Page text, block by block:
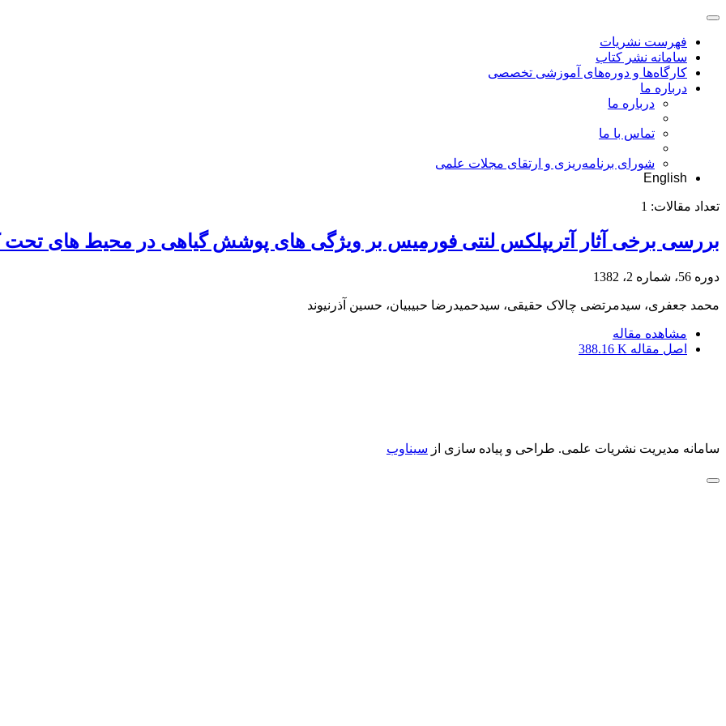
فهرست نشریات
سامانه نشر کتاب
کارگاه‌ها و دوره‌های آموزشی تخصصی
درباره ما
درباره ما
تماس با ما
شورای برنامه‌ریزی و ارتقای مجلات علمی
English
تعداد مقالات: 1
بررسی برخی آثار آتریپلکس لنتی فورمیس بر ویژگی های پوشش گیاهی در محیط های
دوره 56، شماره 2، 1382
محمد جعفری، سیدمرتضی چالاک حقیقی، سیدحمیدرضا حبیبیان، حسین آذرنیوند
مشاهده مقاله
اصل مقاله 388.16 K
سامانه مدیریت نشریات علمی. طراحی و پیاده سازی از سیناوب